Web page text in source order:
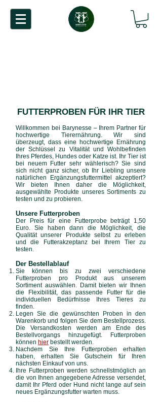
FUTTERPROBEN FÜR IHR TIER
Willkommen bei Barynesse – Ihrem Partner für
hochwertige Tierernährung. Wir sind
überzeugt, dass eine hochwertige Ernährung
der Schlüssel zu Vitalität und Wohlbefinden
Ihres Pferdes, Hundes oder Katze ist. Ihr Tier ist
bei neuem Futter sehr wählerisch? Sie sind
sich nicht ganz sicher, ob Ihr Liebling unsere
natürlichen Ergänzungsfuttermittel akzeptiert?
Wir bieten Ihnen daher die Möglichkeit,
ausgewählte Produkte unseres Sortiments zu
testen und zu probieren.
Unsere Futterproben
Der Preis für eine Futterprobe beträgt 1,50
Euro. Sie haben dann die Möglichkeit, die
Qualität unserer Produkte selbst zu erleben
und die Futterakzeptanz bei Ihrem Tier zu
testen.
Der Bestellablauf
Sie können bis zu zwei verschiedene
Futterproben pro Produkt aus unserem
Sortiment auswählen. Damit bieten wir Ihnen
die Flexibilität, das passende Futterfür die
individuellen Bedürfnisse Ihres Tieres zu
finden.
Legen Sie die gewünschten Proben in den
Warenkorb und folgen Sie dem Bestellprozess.
Die Versandkosten werden am Ende des
Bestellvorgangs hinzugefügt. Futterproben
können hier bestellt werden.
Nachdem Sie Ihre Futterproben erhalten
haben, erhalten SieGutschein für Ihren
nächsten Einkauf von uns.
Ihre Futterproben werden schnellstmöglich an
die von Ihnen angegebene Adresse versendet,
damit Ihr Pferd oder Hund nicht lange auf sein
neues Ergänzungsfutter warten muss.